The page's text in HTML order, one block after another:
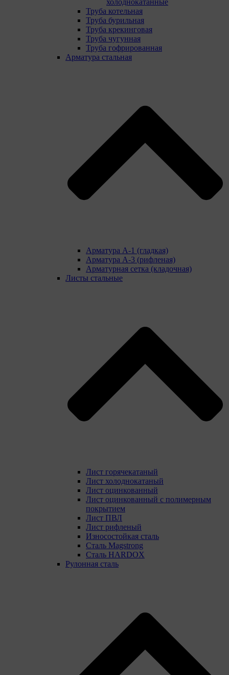
Труба котельная
Труба бурильная
Труба крекинговая
Труба чугунная
Труба гофрированная
Арматура стальная
Арматура А-1 (гладкая)
Арматура А-3 (рифленая)
Арматурная сетка (кладочная)
Листы стальные
Лист горячекатаный
Лист холоднокатаный
Лист оцинкованный
Лист оцинкованный с полимерным
покрытием
Лист ПВЛ
Лист рифленый
Износостойкая сталь
Сталь Magstrong
Сталь HARDOX
Рулонная сталь